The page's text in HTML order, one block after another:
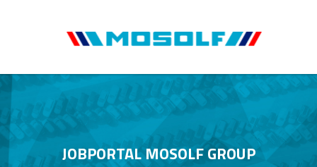
JOBPORTAL MOSOLF GROUP